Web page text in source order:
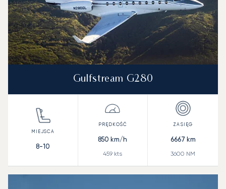
Gulfstream G280
8-10
850 km/h
459 kts
6667 km
3600 NM